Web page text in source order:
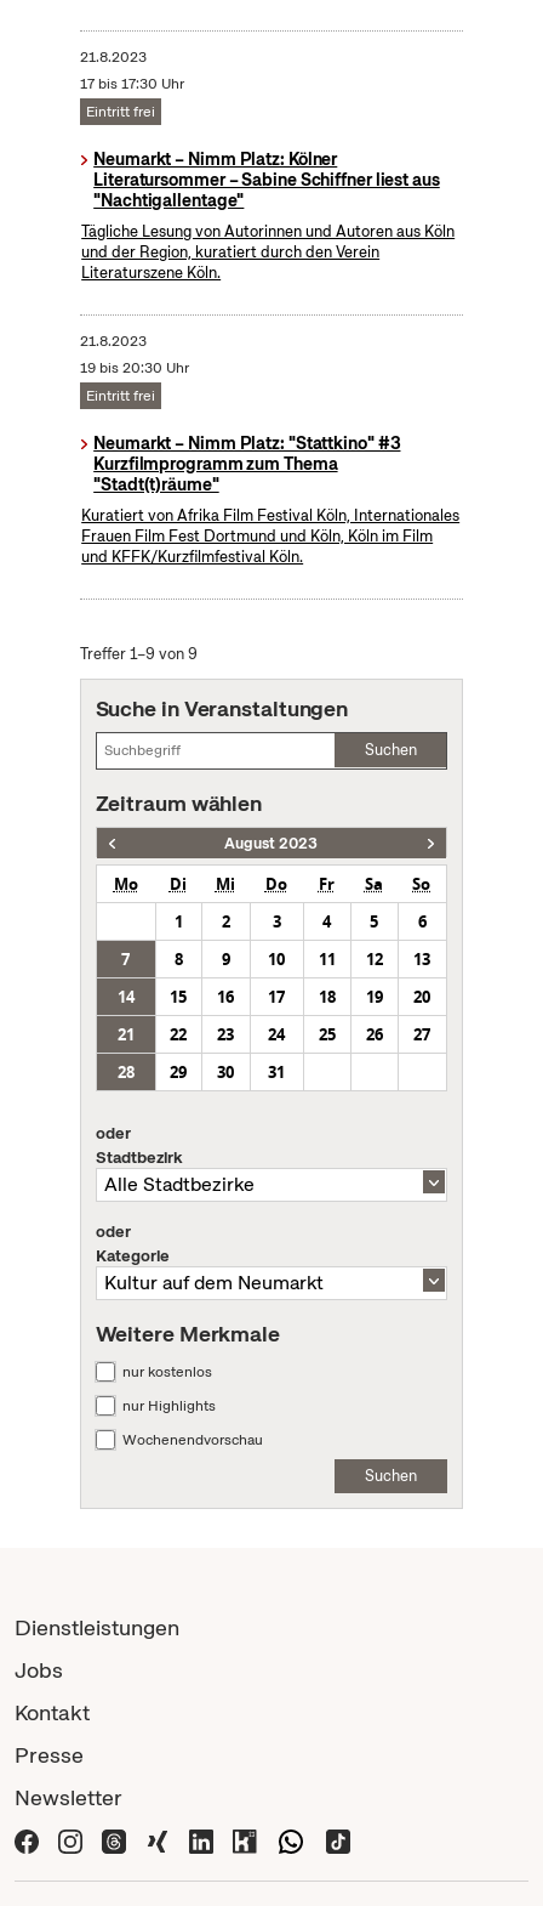
21.8.2023
17 bis 17:30 Uhr
Eintritt frei
Neumarkt – Nimm Platz: Kölner
Literatursommer – Sabine Schiffner liest aus
"Nachtigallentage"
Tägliche Lesung von Autorinnen und Autoren aus Köln
und der Region, kuratiert durch den Verein
Literaturszene Köln.
21.8.2023
19 bis 20:30 Uhr
Eintritt frei
Neumarkt – Nimm Platz: "Stattkino" #3
Kurzfilmprogramm zum Thema
"Stadt(t)räume"
Kuratiert von Afrika Film Festival Köln, Internationales
Frauen Film Fest Dortmund und Köln, Köln im Film
und KFFK/Kurzfilmfestival Köln.
Treffer 1–9 von 9
Suche in Veranstaltungen
Suchen
Zeitraum wählen
August 2023
Mo Di Mi Do Fr Sa
So
1
2 3 4 5
6
7
8 9 10 11 12
13
14
15 16 17 18 19
20
21
22 23 24 25 26
27
28
29 30 31
oder
Stadtbezirk
oder
Kategorie
Weitere Merkmale
nur kostenlos
nur Highlights
Wochenendvorschau
Suchen
Dienstleistungen
Jobs
Kontakt
Presse
Newsletter